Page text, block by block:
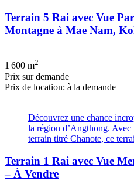
Terrain 5 Rai avec Vue
Montagne à Mae Nam,
1 600 m2
Prix ​​sur demande
Prix de location: à la demande
Découvrez une chance
la région d’Angthong. Avec
terrain titré Chanote, ce
Terrain 1 Rai avec Vue
– À Vendre